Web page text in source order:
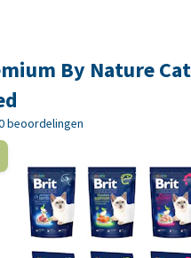
By Nature
beoordelingen